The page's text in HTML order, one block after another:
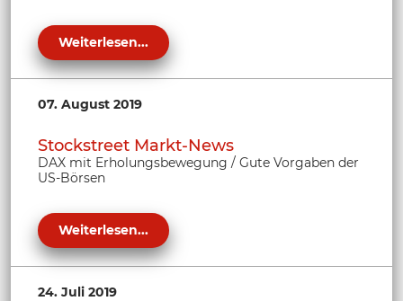
Weiterlesen...
07. August 2019
Stockstreet Markt-News
DAX mit Erholungsbewegung / Gute Vorgaben der
US-Börsen
Weiterlesen...
24. Juli 2019